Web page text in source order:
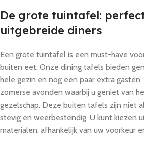
De grote tuintafel:
uitgebreide diners
Een grote tuintafel is een must-have
buiten eet. Onze dining tafels bieden
hele gezin en nog een paar extra
zomerse avonden waarbij u geniet van
gezelschap. Deze buiten tafels zijn niet
stevig en weerbestendig. U kunt kiezen
materialen, afhankelijk van uw voorkeur